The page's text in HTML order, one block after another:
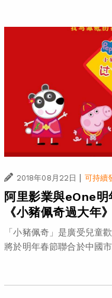
2018年08月22日 | 可持續
阿里影業與eOne
《小豬佩奇過大年》
「小豬佩奇」是廣受兒童
將於明年春節聯合於中國